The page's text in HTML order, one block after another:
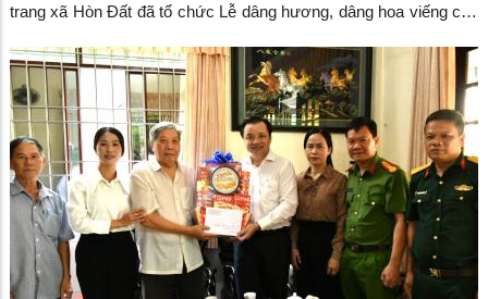
trang xã Hòn Đất đã tổ chức Lễ dâng hương, dâng hoa viếng các
năm Ngày Thương binh - Liệt sĩ (27/7/1947 - 27/7/2026).